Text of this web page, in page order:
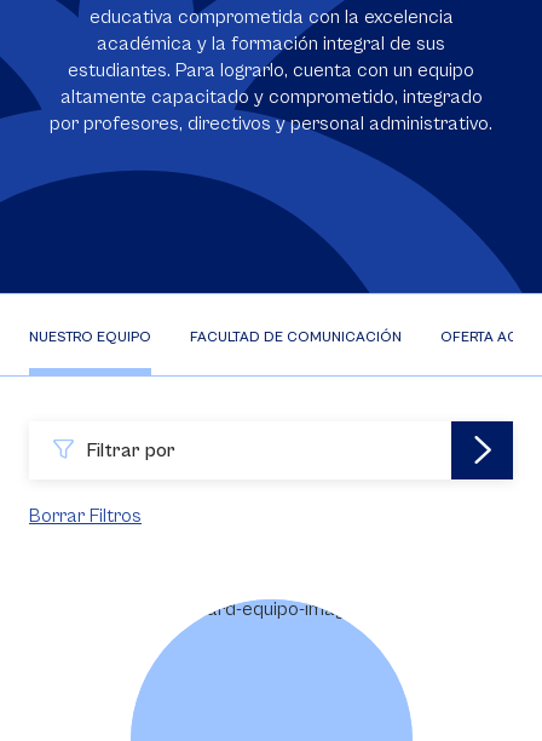
educativa comprometida con la excelencia
académica y la formación integral de sus
estudiantes. Para lograrlo, cuenta con un equipo
altamente capacitado y comprometido, integrado
por profesores, directivos y personal administrativo.
NUESTRO EQUIPO FACULTAD DE COMUNICACIÓN OFERTA
Filtrar por
Borrar Filtros